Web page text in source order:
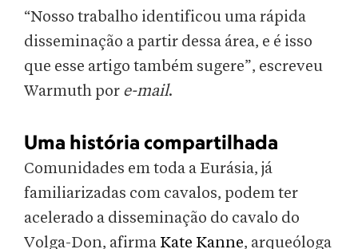
“Nosso trabalho identificou uma rápida
disseminação a partir dessa área, e é isso
que esse artigo também sugere”, escreveu
Warmuth por e-mail.
Uma história compartilhada
Comunidades em toda a Eurásia, já
familiarizadas com cavalos, podem ter
acelerado a disseminação do cavalo do
Volga-Don, afirma Kate Kanne, arqueóloga